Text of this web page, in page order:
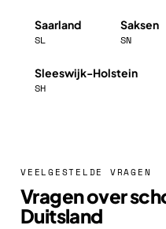
Saarland
SL
Saksen
SN
Sleeswijk-Holstein
SH
VEELGESTELDE VRAGEN
Vragen over
Duitsland